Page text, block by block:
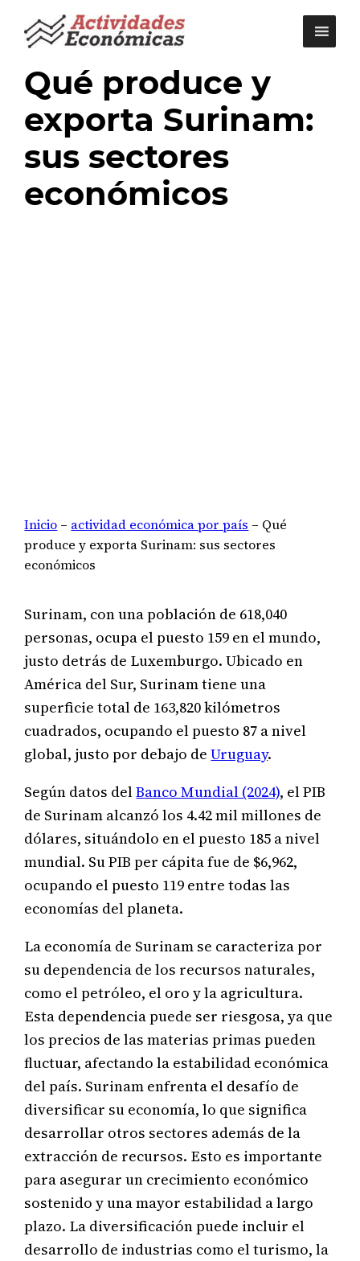
Saltar
Qué produce y
exporta Surinam:
sus sectores
económicos
Inicio – actividad económica por país – Qué
produce y exporta Surinam: sus sectores
económicos
Surinam, con una población de 618,040
personas, ocupa el puesto 159 en el mundo,
justo detrás de Luxemburgo. Ubicado en
América del Sur, Surinam tiene una
superficie total de 163,820 kilómetros
cuadrados, ocupando el puesto 87 a nivel
global, justo por debajo deUruguay.
Según datos delBanco Mundial (2024), el PIB
de Surinam alcanzó los 4.42 mil millones de
dólares, situándolo en el puesto 185 a nivel
mundial. Su PIB per cápita fue de $6,962,
ocupando el puesto 119 entre todas las
economías del planeta.
La economía de Surinam se caracteriza por
su dependencia de los recursos naturales,
como el petróleo, el oro y la agricultura.
Esta dependencia puede ser riesgosa, ya que
los precios de las materias primas pueden
fluctuar, afectando la estabilidad económica
del país. Surinam enfrenta el desafío de
diversificar su economía, lo que significa
desarrollar otros sectores además de la
extracción de recursos. Esto es importante
para asegurar un crecimiento económico
sostenido y una mayor estabilidad a largo
plazo. La diversificación puede incluir el
desarrollo de industrias como el turismo, la